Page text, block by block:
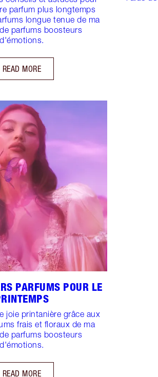
parfum plus longtemps
longue tenue de ma
parfums boosteurs
d'émotions.
READ MORE
PARFUMS POUR LE
joie printanière grâce aux
frais et floraux de ma
parfums boosteurs
d'émotions.
READ MORE